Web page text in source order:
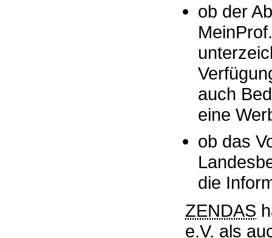
ob der
auch
eine
ob das
die
ZENDAS
e.V. als